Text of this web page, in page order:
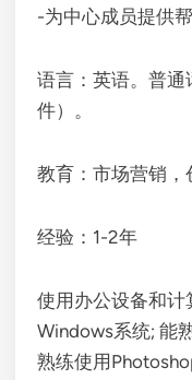
-为中心成员提供
语言：英语。普
件）。
教育：市场营销，
经验：1-2年
使用办公设备和计
Windows系统; 能
熟练使用